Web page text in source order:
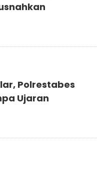
Polrestabes
Ujaran